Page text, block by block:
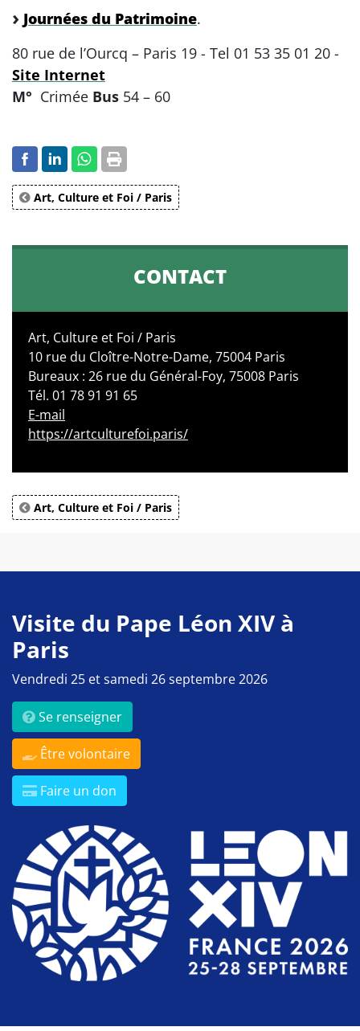
Journées du Patrimoine.
80 rue de l’Ourcq – Paris 19 - Tel 01 53 35 01 20 -
Site Internet
M° Crimée Bus 54 – 60
Art, Culture et Foi / Paris
CONTACT
Art, Culture et Foi / Paris
10 rue du Cloître-Notre-Dame, 75004 Paris
Bureaux : 26 rue du Général-Foy, 75008 Paris
Tél. 01 78 91 91 65
E-mail
https://artculturefoi.paris/
Art, Culture et Foi / Paris
Visite du Pape Léon XIV à
Paris
Vendredi 25 et samedi 26 septembre 2026
Se renseigner
Être volontaire
Faire un don